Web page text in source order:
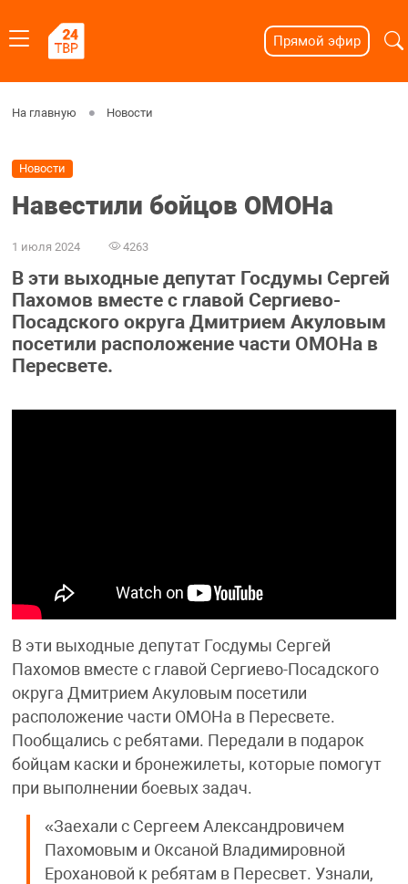
Прямой эфир
На главную Новости
Новости
Навестили бойцов ОМОНа
1 июля 2024 4263
В эти выходные депутат Госдумы Сергей
Пахомов вместе с главой Сергиево-
Посадского округа Дмитрием Акуловым
посетили расположение части ОМОНа в
Пересвете.
В эти выходные депутат Госдумы Сергей
Пахомов вместе с главой Сергиево-Посадского
округа Дмитрием Акуловым посетили
расположение части ОМОНа в Пересвете.
Пообщались с ребятами. Передали в подарок
бойцам каски и бронежилеты, которые помогут
при выполнении боевых задач.
«Заехали с Сергеем Александровичем
Пахомовым и Оксаной Владимировной
Ерохановой к ребятам в Пересвет. Узнали,